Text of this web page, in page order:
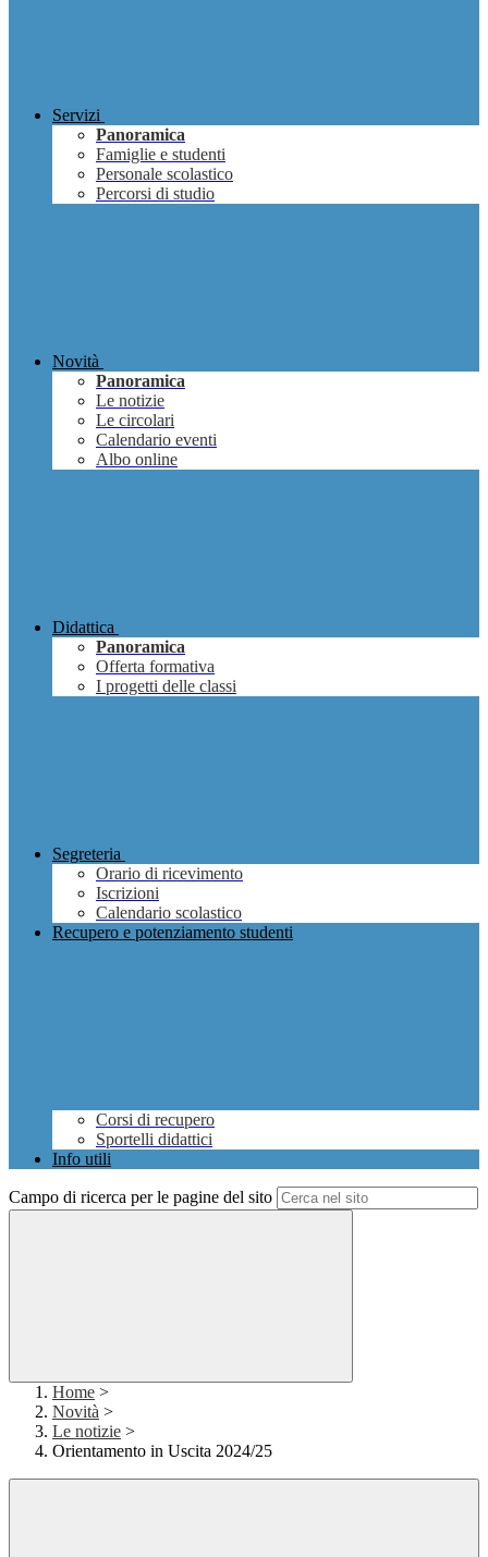
Servizi
Panoramica
Famiglie e studenti
Personale scolastico
Percorsi di studio
Novità
Panoramica
Le notizie
Le circolari
Calendario eventi
Albo online
Didattica
Panoramica
Offerta formativa
I progetti delle classi
Segreteria
Orario di ricevimento
Iscrizioni
Calendario scolastico
Recupero e potenziamento studenti
Corsi di recupero
Sportelli didattici
Info utili
Campo di ricerca per le pagine del sito
Home >
Novità >
Le notizie >
Orientamento in Uscita 2024/25